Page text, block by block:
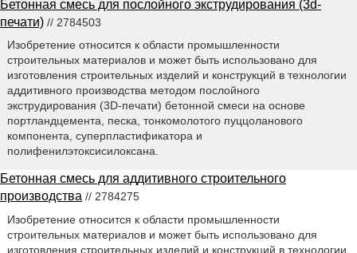
Бетонная смесь для послойного экструдирования (3d-
печати) // 2784503
Изобретение относится к области промышленности
строительных материалов и может быть использовано для
изготовления строительных изделий и конструкций в технологии
аддитивного производства методом послойного
экструдирования (3D-печати) бетонной смеси на основе
портландцемента, песка, тонкомолотого пуццоланового
компонента, суперпластификатора и
полифенилэтоксисилоксана.
Бетонная смесь для аддитивного строительного
производства // 2784275
Изобретение относится к области промышленности
строительных материалов и может быть использовано для
изготовления строительных изделий и конструкций в технологии